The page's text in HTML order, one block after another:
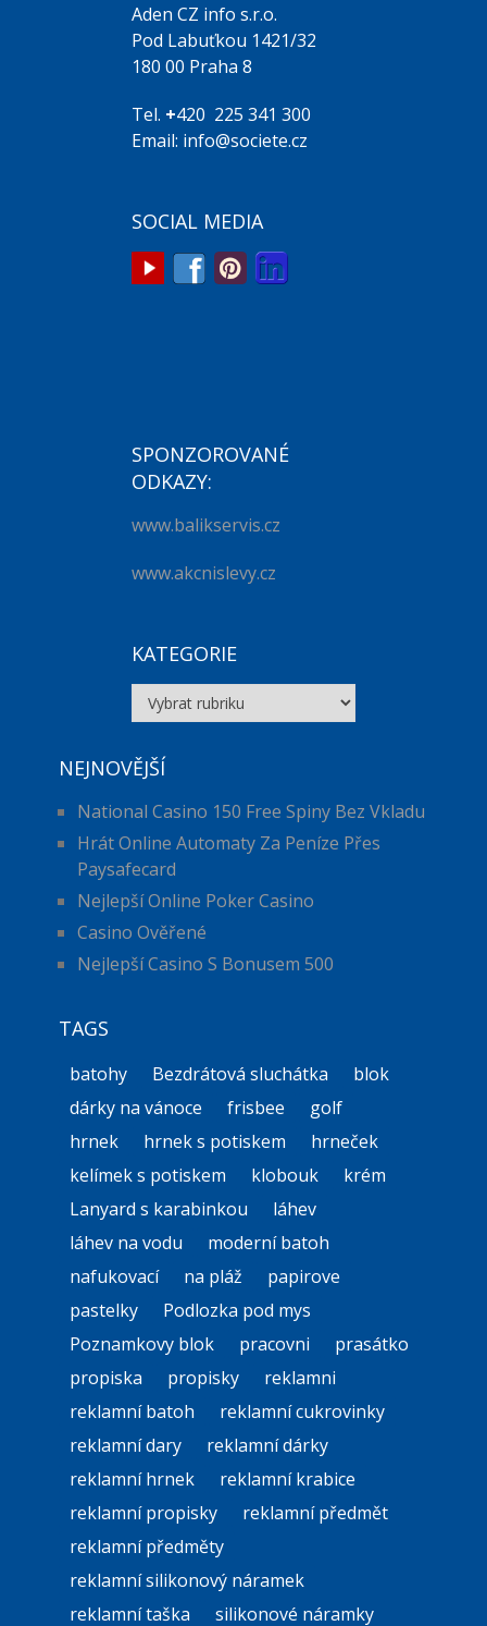
Aden CZ info s.r.o.
Pod Labuťkou 1421/32
180 00 Praha 8
Tel. +420 225 341 300
Email: info@societe.cz
SOCIAL MEDIA
SPONZOROVANÉ
ODKAZY:
www.balikservis.cz
www.akcnislevy.cz
KATEGORIE
Kategorie
NEJNOVĚJŠÍ
National Casino 150 Free Spiny Bez Vkladu
Hrát Online Automaty Za Peníze Přes
Paysafecard
Nejlepší Online Poker Casino
Casino Ověřené
Nejlepší Casino S Bonusem 500
TAGS
batohy Bezdrátová sluchátka
blok
dárky na vánoce
frisbee
golf
hrnek
hrnek s potiskem
hrneček
kelímek s potiskem
klobouk
krém
Lanyard s karabinkou
láhev
láhev na vodu
moderní batoh
nafukovací
na pláž
papirove
pastelky
Podlozka pod mys
Poznamkovy blok
pracovni
prasátko
propiska
propisky
reklamni
reklamní batoh
reklamní cukrovinky
reklamní dary
reklamní dárky
reklamní hrnek
reklamní krabice
reklamní propisky
reklamní předmět
reklamní předměty
reklamní silikonový náramek
reklamní taška
silikonové náramky